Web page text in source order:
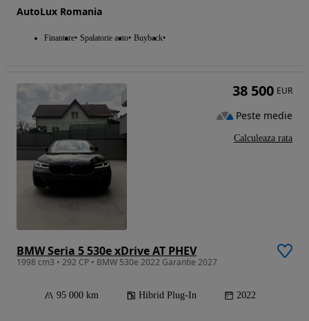
AutoLux Romania
Finantare Spalatorie auto Buyback
BMW Seria 5 530e xDrive AT PHEV
1998 cm3 • 292 CP • BMW 530e 2022 Garantie 2027
95 000 km Hibrid Plug-In 2022
38 500 EUR
Peste medie
Calculeaza rata